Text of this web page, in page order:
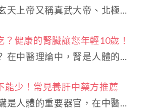
天上帝又稱真武大帝、北極…
？健康的腎臟讓您年輕10歲！
在中醫理論中，腎是人體的…
能少！常見養肝中藥方推薦
是人體的重要器官，在中醫…